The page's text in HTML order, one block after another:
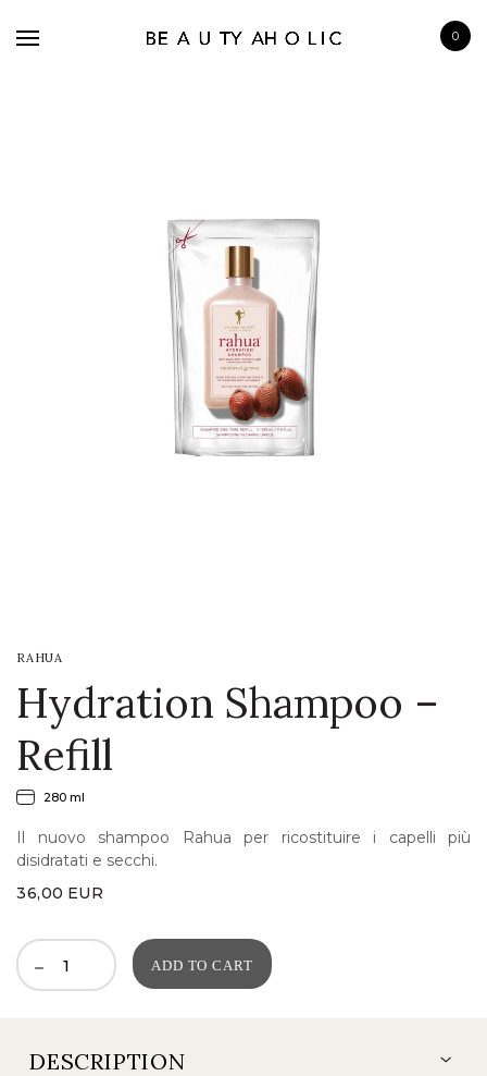
0
RAHUA
Hydration Shampoo –
Refill
280 ml
Il nuovo shampoo Rahua per ricostituire i capelli più
disidratati e secchi.
36,00 EUR
ADD TO CART
DESCRIPTION